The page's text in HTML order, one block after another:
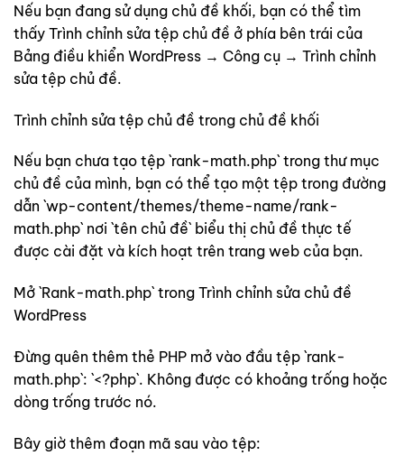
Nếu bạn đang sử dụng chủ đề khối, bạn có thể tìm
thấy Trình chỉnh sửa tệp chủ đề ở phía bên trái của
Bảng điều khiển WordPress → Công cụ → Trình chỉnh
sửa tệp chủ đề.
Trình chỉnh sửa tệp chủ đề trong chủ đề khối
Nếu bạn chưa tạo tệp `rank-math.php` trong thư mục
chủ đề của mình, bạn có thể tạo một tệp trong đường
dẫn `wp-content/themes/theme-name/rank-
math.php` nơi `tên chủ đề` biểu thị chủ đề thực tế
được cài đặt và kích hoạt trên trang web của bạn.
Mở `Rank-math.php` trong Trình chỉnh sửa chủ đề
WordPress
Đừng quên thêm thẻ PHP mở vào đầu tệp `rank-
math.php`: `<?php`. Không được có khoảng trống hoặc
dòng trống trước nó.
Bây giờ thêm đoạn mã sau vào tệp: